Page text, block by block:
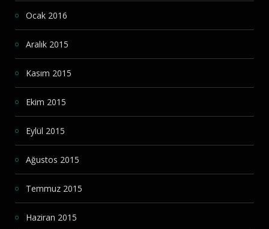
Ocak 2016
Aralık 2015
Kasım 2015
Ekim 2015
Eylül 2015
Ağustos 2015
Temmuz 2015
Haziran 2015